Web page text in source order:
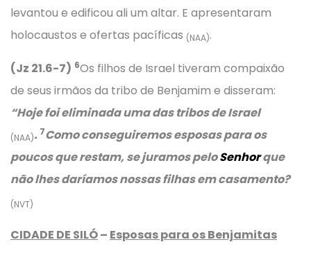
levantou e edificou ali um altar. E apresentaram
holocaustos e ofertas pacíficas (NAA).
(Jz 21.6-7) 6Os filhos de Israel tiveram compaixão
de seus irmãos da tribo de Benjamim e disseram:
“Hoje foi eliminada uma das tribos de Israel
(NAA). 7Como conseguiremos esposas para os
poucos que restam, se juramos peloSenhorque
não lhes daríamos nossas filhas em casamento?
(NVT)
CIDADE DE SILÓ– Esposas para os Benjamitas